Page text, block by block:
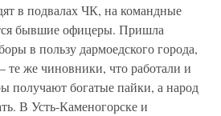
в подвалах ЧК, на командные
бывшие офицеры. Пришла
в пользу дармоедского города,
те же чиновники, что работали и
получают богатые пайки, а народ
В Усть-Каменогорске и